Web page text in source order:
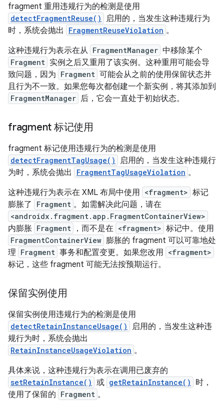
fragment 重用违规行为的检测是使用
detectFragmentReuse()
启用的，当发生这种违规行为
时，系统会抛出
FragmentReuseViolation 。
这种违规行为表示在从 FragmentManager 中移除某个
Fragment 实例之后又重用了该实例。这种重用可能会导
致问题，因为 Fragment 可能会从之前的使用保留状态并
且行为不一致。如果您每次都创建一个新实例，将其添加到
FragmentManager 后，它会一直处于初始状态。
fragment 标记使用
fragment 标记使用违规行为的检测是使用
detectFragmentTagUsage()
启用的，当发生这种违规行
为时，系统会抛出
FragmentTagUsageViolation 。
这种违规行为表示在 XML 布局中使用 <fragment> 标记
膨胀了
Fragment 。如需解决此问题，请在
<androidx.fragment.app.FragmentContainerView>
内膨胀 Fragment ，而不是在 <fragment> 标记中。使用
FragmentContainerView 膨胀的 fragment 可以可靠地处
理 Fragment 事务和配置变更。如果您改用 <fragment>
标记，这些 fragment 可能无法按预期运行。
保留实例使用
保留实例使用违规行为的检测是使用
detectRetainInstanceUsage()
启用的，当发生这种违
规行为时，系统会抛出
RetainInstanceUsageViolation 。
具体来说，这种违规行为表示在调用已废弃的
setRetainInstance() 或 getRetainInstance()
时，
使用了保留的 Fragment 。